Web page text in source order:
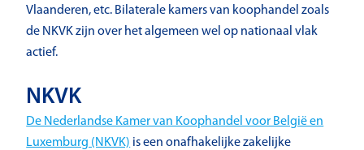
Vlaanderen, etc. Bilaterale kamers van koophandel zoals
de NKVK zijn over het algemeen wel op nationaal vlak
actief.
NKVK
De Nederlandse Kamer van Koophandel voor België en
Luxemburg (NKVK) is een onafhakelijke zakelijke